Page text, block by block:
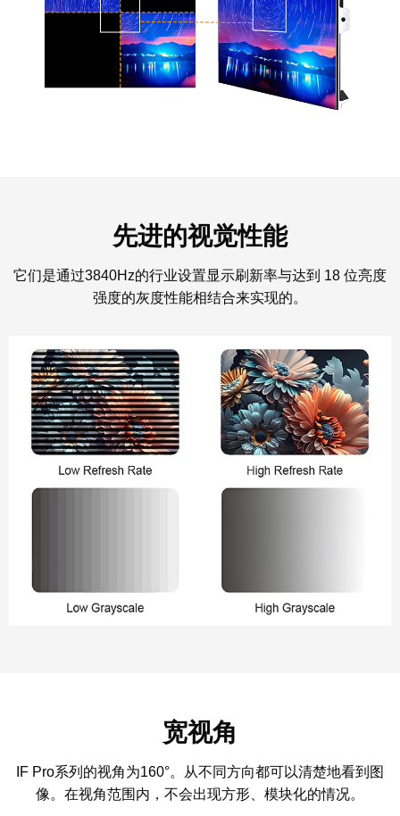
先进的视觉性能
它们是通过3840Hz的行业设置显示刷新率与达到 18 位亮度
强度的灰度性能相结合来实现的。
宽视角
IF Pro系列的视角为160°。从不同方向都可以清楚地看到图
像。在视角范围内，不会出现方形、模块化的情况。